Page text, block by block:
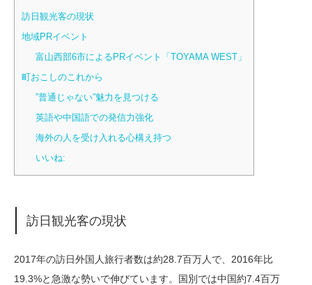
訪日観光客の現状
地域PRイベント
富山西部6市によるPRイベント「TOYAMA WEST」
町おこしのこれから
”普通じゃない”魅力を見つける
英語や中国語での発信力強化
海外の人を受け入れる心構え持つ
いいね:
訪日観光客の現状
2017年の訪日外国人旅行者数は約28.7百万人で、2016年比
19.3%と急激な勢いで伸びています。国別では中国約7.4百万